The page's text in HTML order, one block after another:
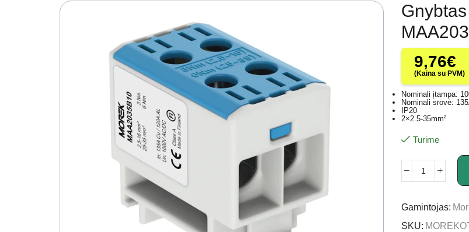
9,76€
(Kaina su PVM)
Nominali įtampa:
Nominali srovė:
IP20
2×2.5-35mm²
Turime
Gamintojas:
SKU: